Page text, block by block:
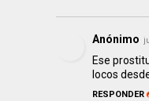
Anónimo
Ese
locos
RESPONDER